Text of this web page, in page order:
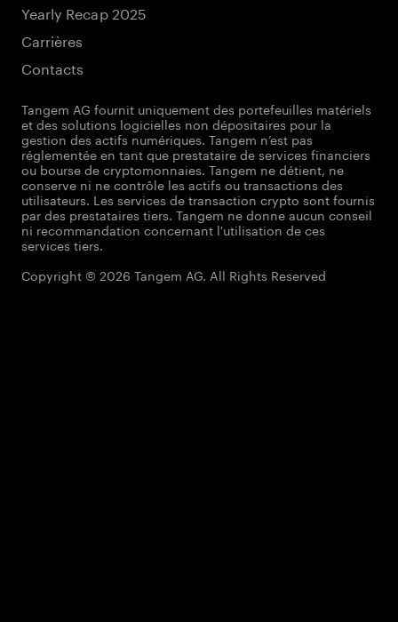
Yearly Recap 2025
Carrières
Contacts
Tangem AG fournit uniquement des portefeuilles matériels
et des solutions logicielles non dépositaires pour la
gestion des actifs numériques. Tangem n’est pas
réglementée en tant que prestataire de services financiers
ou bourse de cryptomonnaies. Tangem ne détient, ne
conserve ni ne contrôle les actifs ou transactions des
utilisateurs. Les services de transaction crypto sont fournis
par des prestataires tiers. Tangem ne donne aucun conseil
ni recommandation concernant l'utilisation de ces
services tiers.